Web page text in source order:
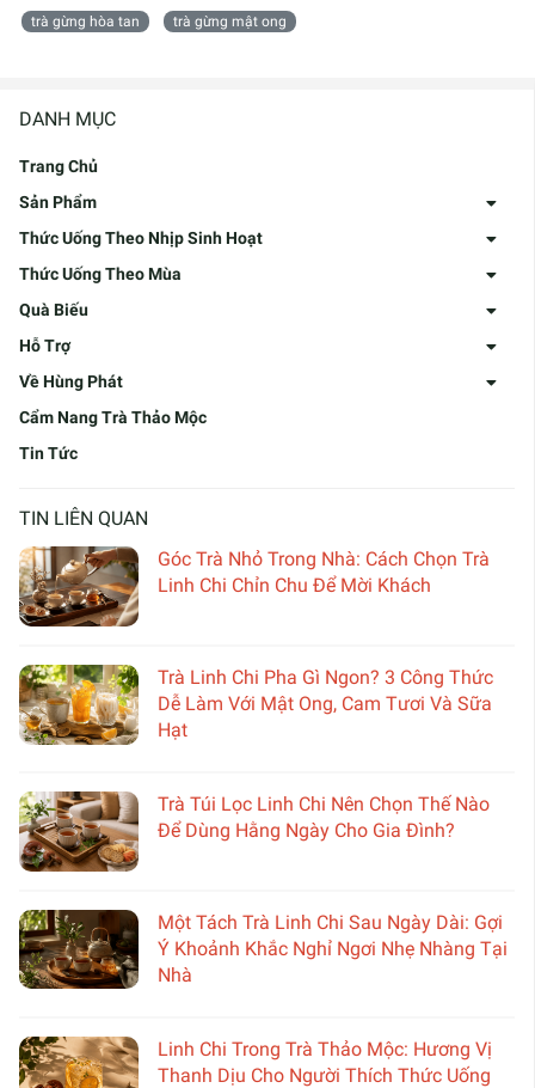
DANH MỤC
Trang Chủ
Sản Phẩm
Thức Uống Theo Nhịp Sinh Hoạt
Thức Uống Theo Mùa
Quà Biếu
Hỗ Trợ
Về Hùng Phát
Cẩm Nang Trà Thảo Mộc
Tin Tức
TIN LIÊN QUAN
Góc Trà Nhỏ Trong Nhà: Cách Chọn Trà
Linh Chi Chỉn Chu Để Mời Khách
Trà Linh Chi Pha Gì Ngon? 3 Công Thức
Dễ Làm Với Mật Ong, Cam Tươi Và Sữa
Hạt
Trà Túi Lọc Linh Chi Nên Chọn Thế Nào
Để Dùng Hằng Ngày Cho Gia Đình?
Một Tách Trà Linh Chi Sau Ngày Dài: Gợi
Ý Khoảnh Khắc Nghỉ Ngơi Nhẹ Nhàng Tại
Nhà
Linh Chi Trong Trà Thảo Mộc: Hương Vị
Thanh Dịu Cho Người Thích Thức Uống
trà gừng hòa tan
trà gừng mật ong